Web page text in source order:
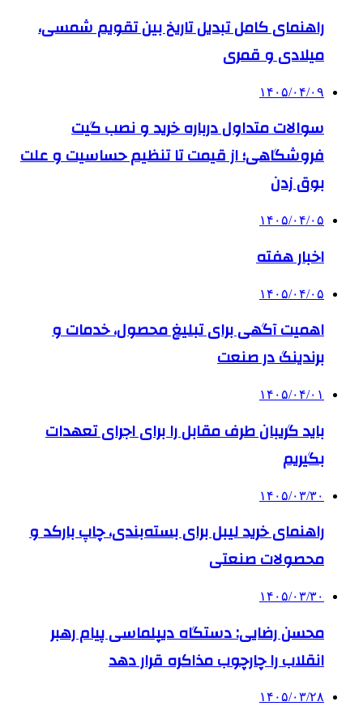
راهنمای کامل تبدیل تاریخ بین تقویم شمسی،
میلادی و قمری
۱۴۰۵/۰۴/۰۹
سوالات متداول درباره خرید و نصب گیت
فروشگاهی؛ از قیمت تا تنظیم حساسیت و علت
بوق زدن
۱۴۰۵/۰۴/۰۵
اخبار هفته
۱۴۰۵/۰۴/۰۵
اهمیت آگهی برای تبلیغ محصول، خدمات و
برندینگ در صنعت
۱۴۰۵/۰۴/۰۱
باید گریبان طرف مقابل را برای اجرای تعهدات
بگیریم
۱۴۰۵/۰۳/۳۰
راهنمای خرید لیبل برای بسته‌بندی، چاپ بارکد و
محصولات صنعتی
۱۴۰۵/۰۳/۳۰
محسن رضایی: دستگاه دیپلماسی پیام رهبر
انقلاب را چارچوب مذاکره قرار دهد
۱۴۰۵/۰۳/۲۸